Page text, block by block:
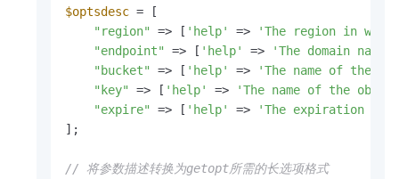
$optsdesc = [
"region"
=> [ 'help' =>
'The region in
"endpoint"
=> [ 'help' =>
'The domain
"bucket"
=> [ 'help' =>
'The name of the
"key"
=> [ 'help' =>
'The name of the
"expire"
=> [ 'help' =>
'The expiration
];
// 将参数描述转换为getopt所需的长选项格式